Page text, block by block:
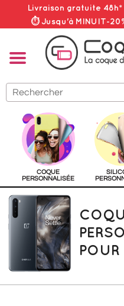
Livraison gratuite 48h*
⏱ Jusqu'à MINUIT-
COQUE
PERSONNALISÉE